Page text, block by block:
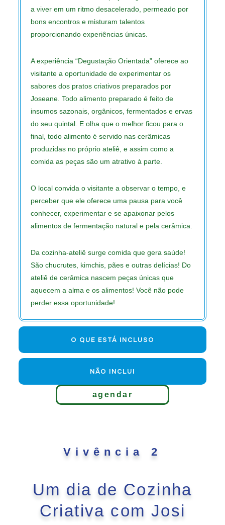
O QUE ESTÁ INCLUSO
NÃO INCLUI
a viver em um ritmo desacelerado, permeado por
bons encontros e misturam talentos
proporcionando experiências únicas.
A experiência “Degustação Orientada” oferece ao
visitante a oportunidade de experimentar os
sabores dos pratos criativos preparados por
Joseane. Todo alimento preparado é feito de
insumos sazonais, orgânicos, fermentados e ervas
do seu quintal. E olha que o melhor ficou para o
final, todo alimento é servido nas cerâmicas
produzidas no próprio ateliê, e assim como a
comida as peças são um atrativo à parte.
O local convida o visitante a observar o tempo, e
perceber que ele oferece uma pausa para você
conhecer, experimentar e se apaixonar pelos
alimentos de fermentação natural e pela cerâmica.
Da cozinha-ateliê surge comida que gera saúde!
São chucrutes, kimchis, pães e outras delícias! Do
ateliê de cerâmica nascem peças únicas que
aquecem a alma e os alimentos! Você não pode
perder essa oportunidade!
agendar
Vivência 2
Um dia de Cozinha
Criativa com Josi